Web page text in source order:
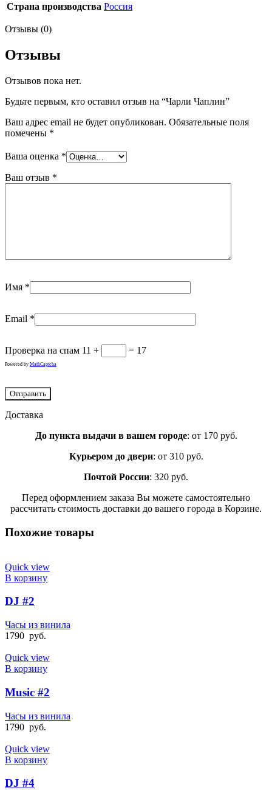
Страна производства Россия
Отзывы (0)
Отзывы
Отзывов пока нет.
Будьте первым, кто оставил отзыв на “Чарли Чаплин”
Ваш адрес email не будет опубликован. Обязательные поля
помечены *
Ваша оценка *
Ваш отзыв *
Имя *
Email *
Проверка на спам 11 + = 17
Powered by MathCaptcha
Доставка
До пункта выдачи в вашем городе: от 170 руб.
Курьером до двери: от 310 руб.
Почтой России: 320 руб.
Перед оформлением заказа Вы можете самостоятельно
рассчитать стоимость доставки до вашего города в Корзине.
Похожие товары
Quick view
В корзину
DJ #2
Часы из винила
1790 руб.
Quick view
В корзину
Music #2
Часы из винила
1790 руб.
Quick view
В корзину
DJ #4